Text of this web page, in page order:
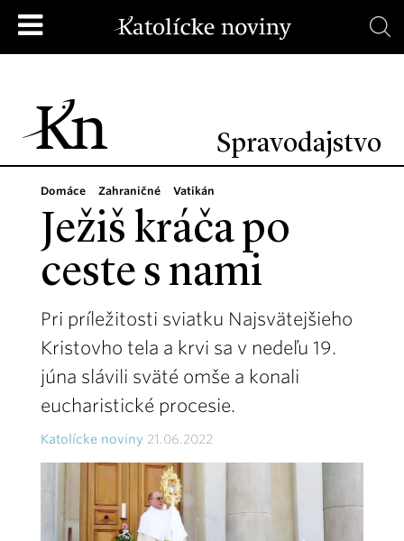
Spravodajstvo
Domáce Zahraničné Vatikán
Ježiš kráča po
ceste s nami
Pri príležitosti sviatku Najsvätejšieho
Kristovho tela a krvi sa v nedeľu 19.
júna slávili sväté omše a konali
eucharistické procesie.
Katolícke noviny 21.06.2022